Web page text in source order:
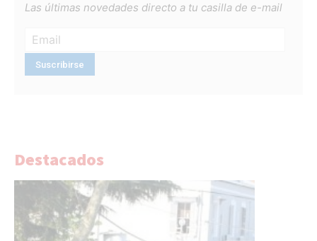
Las últimas novedades directo a tu casilla de e-mail
Destacados